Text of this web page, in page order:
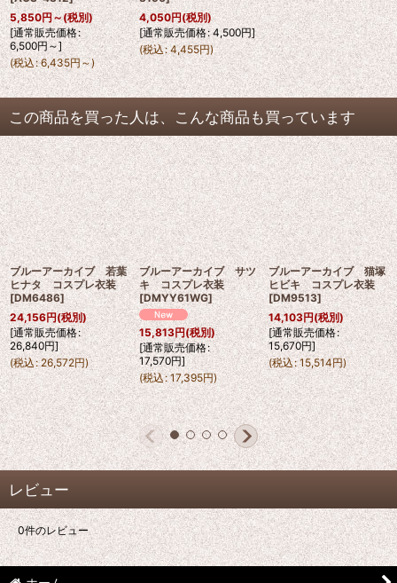
5,850円～(税別)
[通常販売価格:
6,500円～]
(税込: 6,435円～)
4,050円(税別)
[通常販売価格: 4,500円]
(税込: 4,455円)
この商品を買った人は、こんな商品も買っています
ブルーアーカイブ 若葉
ヒナタ コスプレ衣装
[DM6486]
24,156円(税別)
[通常販売価格:
26,840円]
(税込 : 26,572円)
ブルーアーカイブ サツ
キ コスプレ衣装
[DMYY61WG]
15,813円(税別)
[通常販売価格:
17,570円]
(税込: 17,395円)
ブルーアーカイブ 猫塚
ヒビキ コスプレ衣装
[DM9513]
14,103円(税別)
[通常販売価格:
15,670円]
(税込 : 15,514円)
レビュー
0件のレビュー